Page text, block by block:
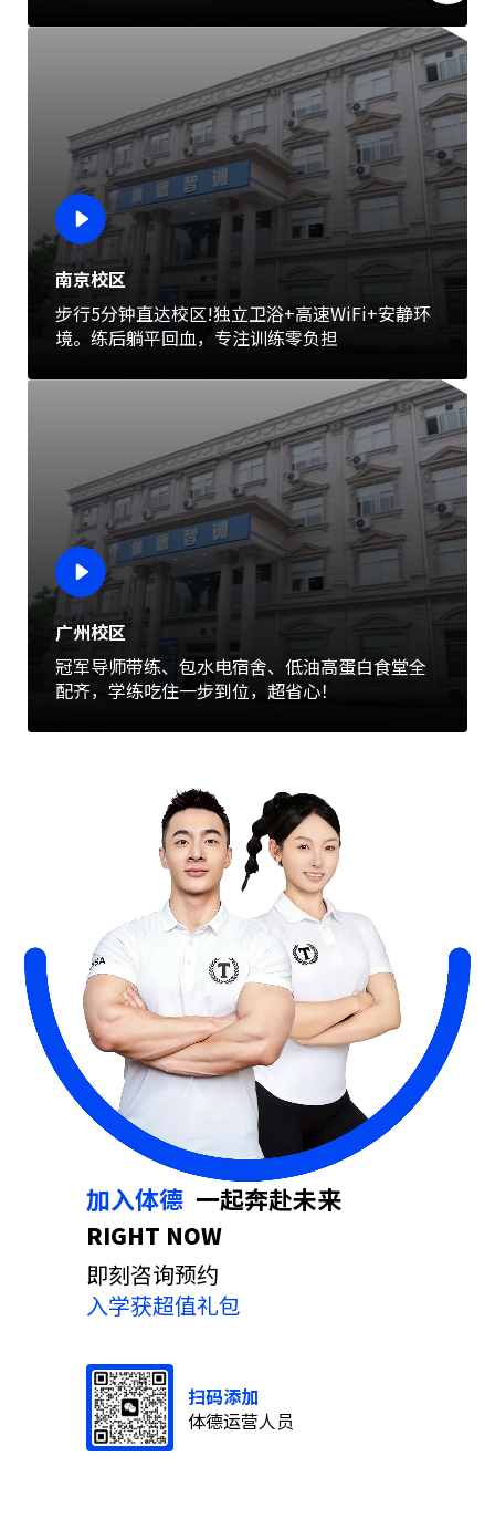
南京校区
步行5分钟直达校区!独立卫浴+高速WiFi+安静环
境。练后躺平回血，专注训练零负担
广州校区
冠军导师带练、包水电宿舍、低油高蛋白食堂全
配齐，学练吃住一步到位，超省心！
加入体德 ⼀起奔赴未来
RIGHT NOW
即刻咨询预约
入学获超值礼包
扫码添加
体德运营人员